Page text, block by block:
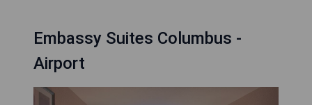
Embassy Suites Columbus -
Airport